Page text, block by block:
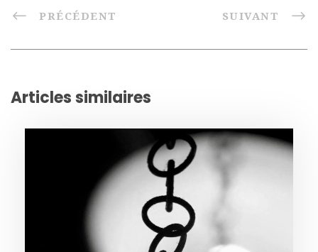
PRÉCÉDENT SUIVANT
Articles similaires